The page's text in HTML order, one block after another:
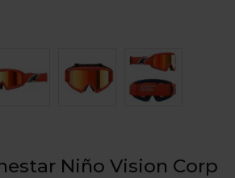
Niño Vision Corp